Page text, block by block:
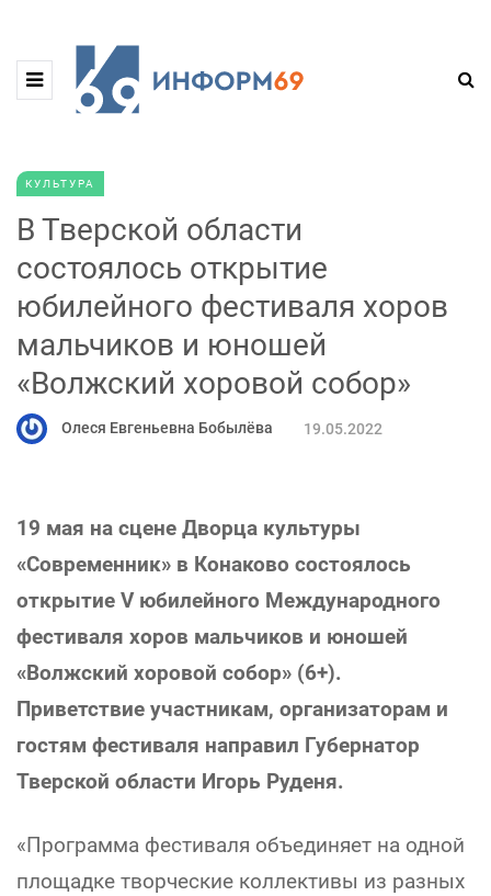
КУЛЬТУРА
В Тверской области
состоялось открытие
юбилейного фестиваля хоров
мальчиков и юношей
«Волжский хоровой собор»
Олеся Евгеньевна Бобылёва 19.05.2022
19 мая на сцене Дворца культуры
«Современник» в Конаково состоялось
открытие V юбилейного Международного
фестиваля хоров мальчиков и юношей
«Волжский хоровой собор» (6+).
Приветствие участникам, организаторам и
гостям фестиваля направил Губернатор
Тверской области Игорь Руденя.
«Программа фестиваля объединяет на одной
площадке творческие коллективы из разных